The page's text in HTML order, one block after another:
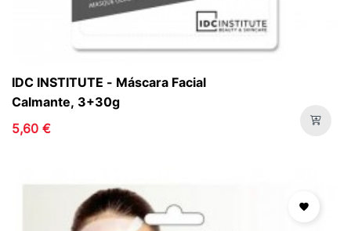
IDC INSTITUTE - Máscara Facial
Calmante, 3+30g
5,60 €
